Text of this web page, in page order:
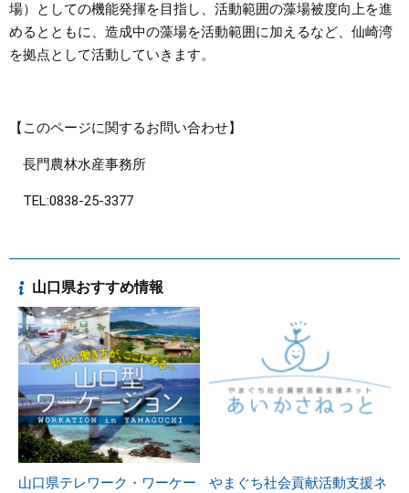
場）としての機能発揮を目指し、活動範囲の藻場被度向上を進
めるとともに、造成中の藻場を活動範囲に加えるなど、仙崎湾
を拠点として活動していきます。
【このページに関するお問い合わせ】
長門農林水産事務所
TEL:0838-25-3377
山口県おすすめ情報
山口県テレワーク・ワーケー
やまぐち社会貢献活動支援ネ